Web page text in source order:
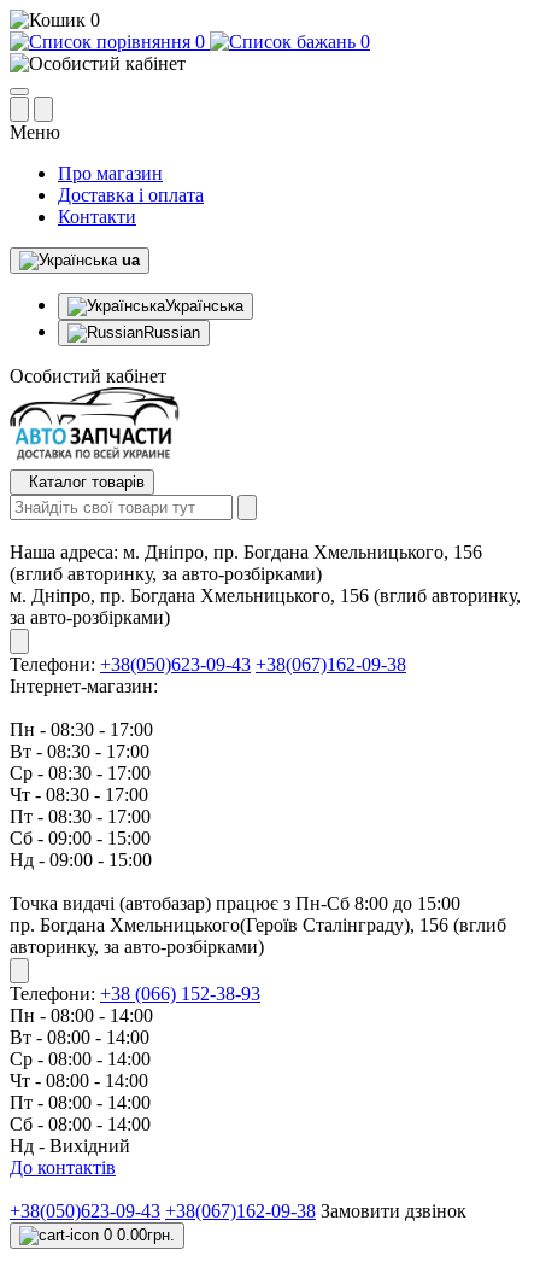
0
0
0
Меню
Про магазин
Доставка і оплата
Контакти
ua
Українська
Russian
Особистий кабінет
Каталог товарів
Наша адреса: м. Дніпро, пр. Богдана Хмельницького, 156
(вглиб авторинку, за авто-розбірками)
м. Дніпро, пр. Богдана Хмельницького, 156 (вглиб авторинку,
за авто-розбірками)
Телефони: +38(050)623-09-43 +38(067)162-09-38
Інтернет-магазин:
Пн - 08:30 - 17:00
Вт - 08:30 - 17:00
Ср - 08:30 - 17:00
Чт - 08:30 - 17:00
Пт - 08:30 - 17:00
Сб - 09:00 - 15:00
Нд - 09:00 - 15:00
Точка видачі (автобазар) працює з Пн-Сб 8:00 до 15:00
пр. Богдана Хмельницького(Героїв Сталінграду), 156 (вглиб
авторинку, за авто-розбірками)
Телефони: +38 (066) 152-38-93
Пн - 08:00 - 14:00
Вт - 08:00 - 14:00
Ср - 08:00 - 14:00
Чт - 08:00 - 14:00
Пт - 08:00 - 14:00
Сб - 08:00 - 14:00
Нд - Вихідний
До контактів
+38(050)623-09-43 +38(067)162-09-38 Замовити дзвінок
0 0.00грн.